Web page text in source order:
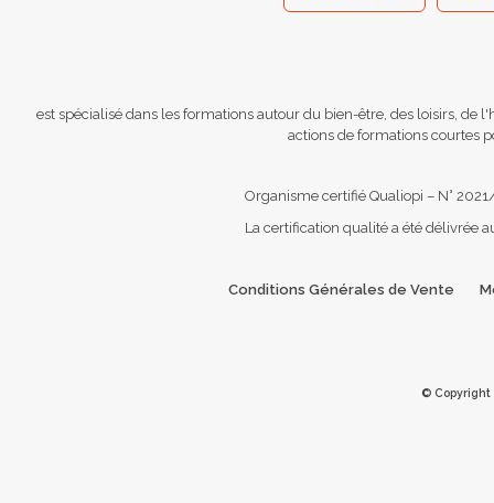
est spécialisé dans les formations autour du bien-être, des loisirs,
actions de formations courtes
Organisme certifié Qualiopi – N°
La certification qualité a été délivrée
Conditions Générales de Vente
© Copyright